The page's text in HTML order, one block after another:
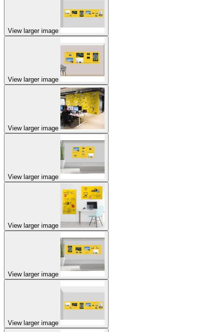
View larger image
View larger image
View larger image
View larger image
View larger image
View larger image
View larger image